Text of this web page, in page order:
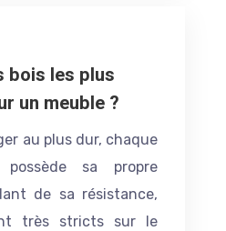
bois les plus
un meuble ?
au plus dur, chaque
sa propre
de sa résistance,
très stricts sur le